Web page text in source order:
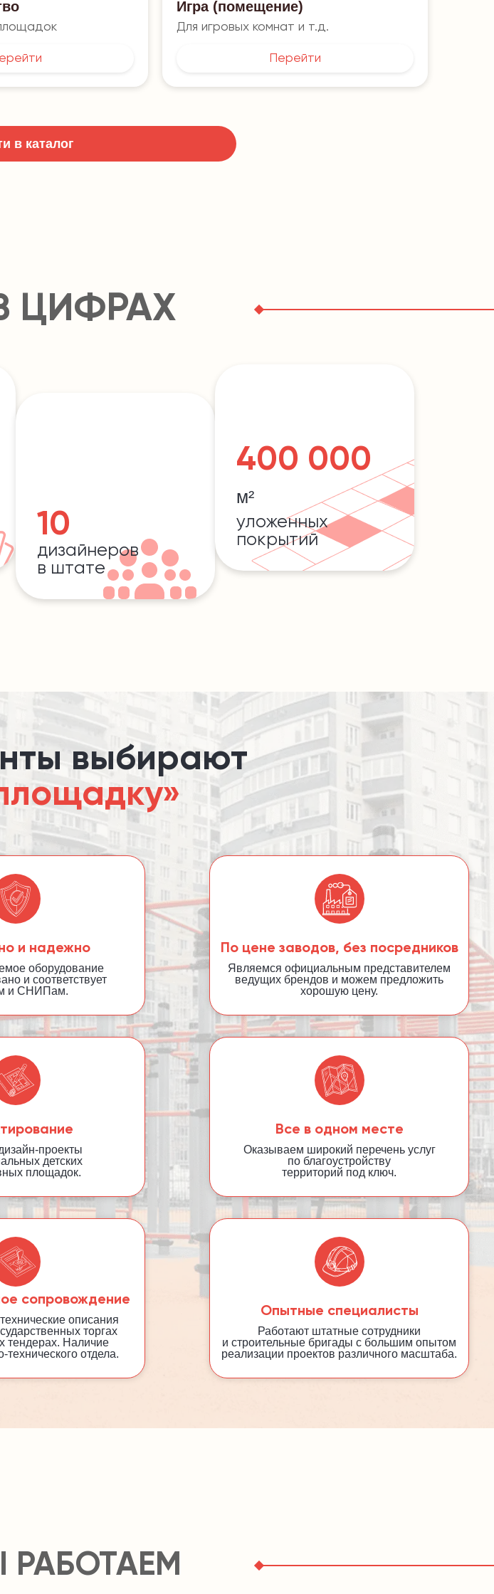
Игра (помещение)
Для игровых комнат и т.д.
Перейти
в каталог
ЦИФРАХ
10
дизайнеров
в штате
400 000
м²
уложенных
покрытий
и надежно
оборудование
и соответствует
и СНИПам.
По цене заводов, без посредников
Являемся официальным представителем
ведущих брендов и можем предложить
хорошую цену.
проекты
детских
площадок.
Все в одном месте
Оказываем широкий перечень услуг
по благоустройству
территорий под ключ.
сопровождение
описания
торгах
тендерах. Наличие
технического отдела.
Опытные специалисты
Работают штатные сотрудники
и строительные бригады с большим опытом
реализации проектов различного масштаба.
РАБОТАЕМ